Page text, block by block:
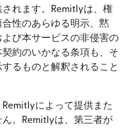
れます。Remitlyは、権
性のあらゆる明示、黙
び本サービスの非侵害の
約のいかなる条項も、そ
るものと解釈されること
によって提供また
。Remitlyは、第三者が